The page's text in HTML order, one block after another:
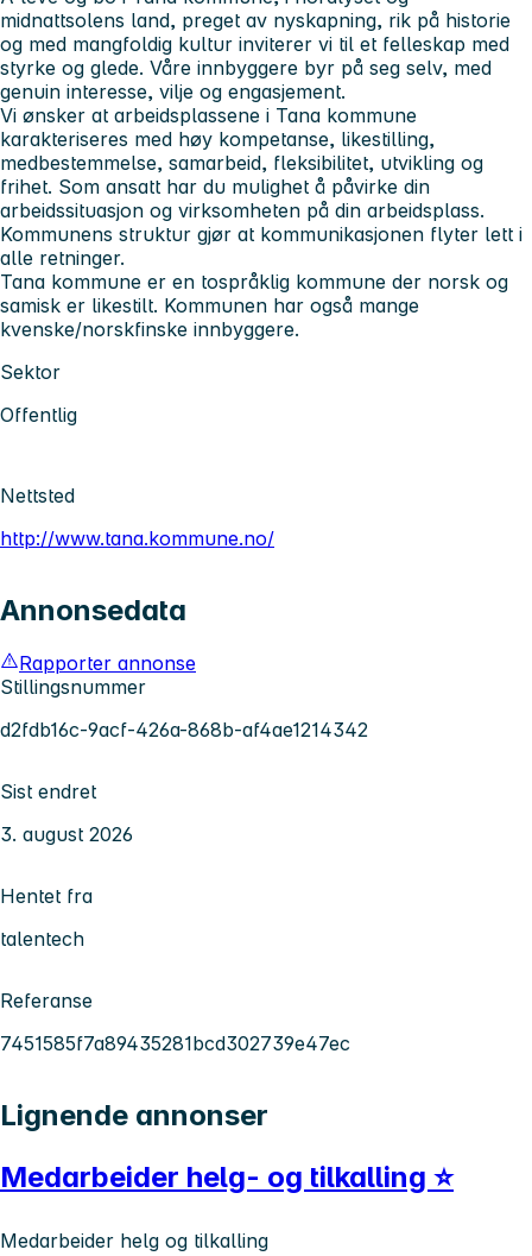
midnattsolens land, preget av nyskapning, rik på historie
og med mangfoldig kultur inviterer vi til et felleskap med
styrke og glede. Våre innbyggere byr på seg selv, med
genuin interesse, vilje og engasjement.
Vi ønsker at arbeidsplassene i Tana kommune
karakteriseres med høy kompetanse, likestilling,
medbestemmelse, samarbeid, fleksibilitet, utvikling og
frihet. Som ansatt har du mulighet å påvirke din
arbeidssituasjon og virksomheten på din arbeidsplass.
Kommunens struktur gjør at kommunikasjonen flyter lett i
alle retninger.
Tana kommune er en tospråklig kommune der norsk og
samisk er likestilt. Kommunen har også mange
kvenske/norskfinske innbyggere.
Sektor
Offentlig
Nettsted
http://www.tana.kommune.no/
Annonsedata
Rapporter annonse
Stillingsnummer
d2fdb16c-9acf-426a-868b-af4ae1214342
Sist endret
3. august 2026
Hentet fra
talentech
Referanse
7451585f7a89435281bcd302739e47ec
Lignende annonser
Medarbeider helg- og tilkalling ⭐
Medarbeider helg og tilkalling